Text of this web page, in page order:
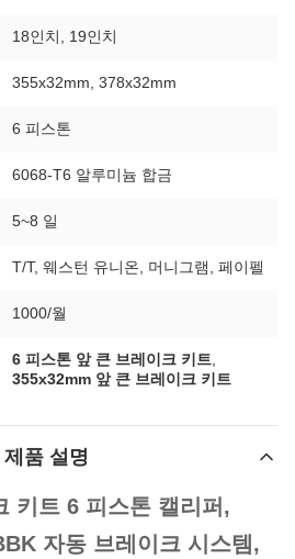
18인치, 19인치
355x32mm, 378x32mm
6 피스톤
6068-T6 알루미늄 합금
5~8 일
T/T, 웨스턴 유니온, 머니그램, 페이펠
1000/월
6 피스톤 앞 큰 브레이크 키트
355x32mm 앞 큰 브레이크 키트
제품 설명
키트 6 피스톤 캘리퍼,
자동 브레이크 시스템,